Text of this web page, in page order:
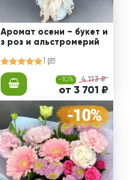
Аромат осени – букет и
з роз и альстромерий
1
-10% 4 113 ₽
от 3 701 ₽